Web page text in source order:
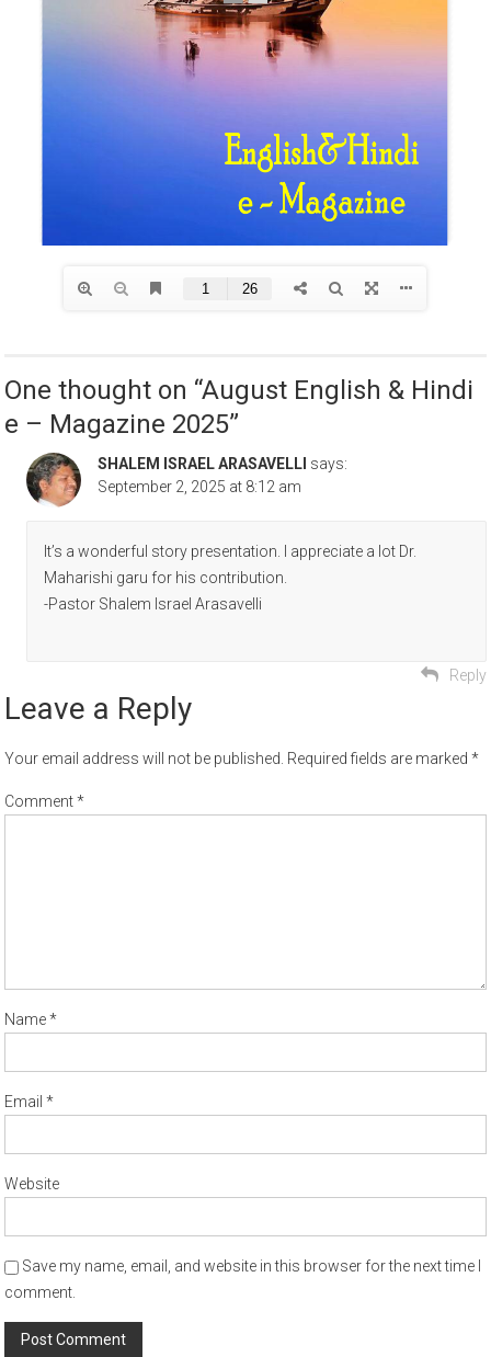
One thought on “August English & Hindi
e – Magazine 2025”
SHALEM ISRAEL ARASAVELLI says:
September 2, 2025 at 8:12 am
It’s a wonderful story presentation. I appreciate a lot Dr.
Maharishi garu for his contribution.
-Pastor Shalem Israel Arasavelli
Reply
Leave a Reply
Your email address will not be published. Required fields are marked*
Comment*
Name*
Email*
Website
Save my name, email, and website in this browser for the next time I
comment.